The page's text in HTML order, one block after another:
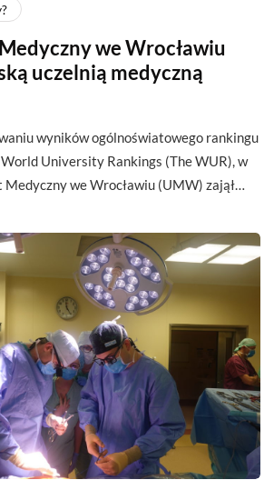
we Wrocławiu
uczelnią medyczną
wyników ogólnoświatowego rankingu
World University Rankings (The WUR), w
we Wrocławiu (UMW) zajął…